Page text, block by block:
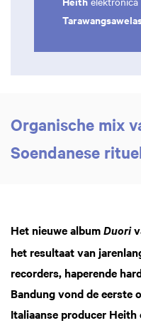
Organische mix
Soendanese
Het nieuwe album Duori
het resultaat van
recorders, haperende
Bandung vond de eerste
Italiaanse producer Heith